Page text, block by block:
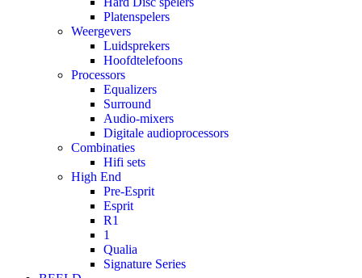
Platenspelers
Weergevers
Luidsprekers
Hoofdtelefoons
Processors
Equalizers
Surround
Audio-mixers
Digitale audioprocessors
Combinaties
Hifi sets
High End
Pre-Esprit
Esprit
R1
1
Qualia
Signature Series